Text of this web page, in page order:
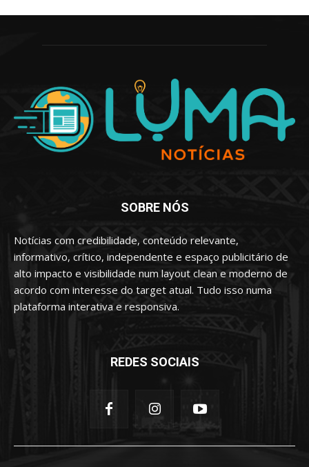
SOBRE NÓS
Notícias com credibilidade, conteúdo relevante,
informativo, crítico, independente e espaço publicitário de
alto impacto e visibilidade num layout clean e moderno de
acordo com interesse do target atual. Tudo isso numa
plataforma interativa e responsiva.
REDES SOCIAIS